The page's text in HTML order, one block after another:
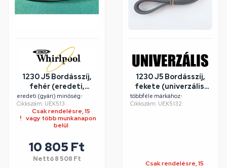
1230 J5 Bordásszíj,
fehér (eredeti,
MEGADYNE)
WHIRLPOOL
mosógép
eredeti (gyári) minőség•
Cikkszám: UEK513
Csak rendelésre, 15
vagy több munkanapon
belül
10 805 Ft
Nettó 8 508 Ft
1230 J5 Bordásszíj,
fekete (univerzális,
HUTCHINSON)
mosógép /
többféle márkához•
Cikkszám: UEK5132
Csak rendelésre, 15